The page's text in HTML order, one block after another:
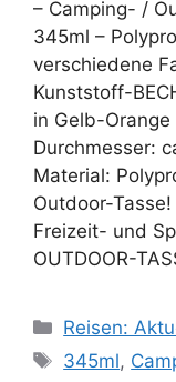
– Camping- /
345ml –
verschiedene
Kunststoff-
in Gelb-
Durchmesser:
Material:
Outdoor-
Freizeit- und
OUTDOOR-
Kategorien
Reisen:
345ml,